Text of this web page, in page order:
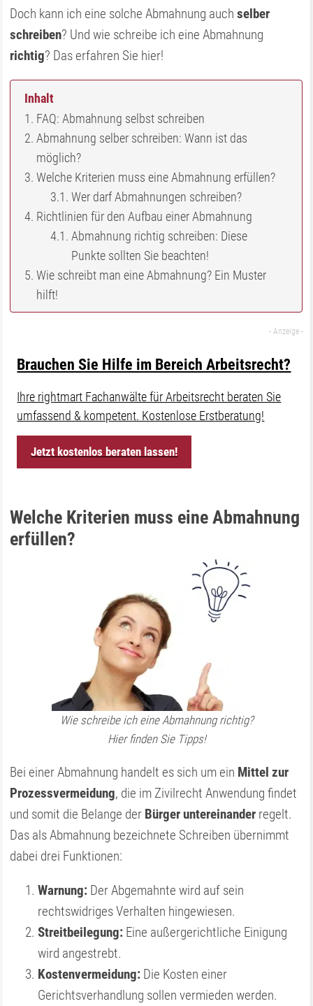
Doch kann ich eine solche Abmahnung auchselber
schreiben? Und wie schreibe ich eine Abmahnung
richtig? Das erfahren Sie hier!
Inhalt
FAQ: Abmahnung selbst schreiben
Abmahnung selber schreiben: Wann ist das
möglich?
Welche Kriterien muss eine Abmahnung erfüllen?
Wer darf Abmahnungen schreiben?
Richtlinien für den Aufbau einer Abmahnung
Abmahnung richtig schreiben: Diese
Punkte sollten Sie beachten!
Wie schreibt man eine Abmahnung? Ein Muster
hilft!
Brauchen Sie Hilfe im Bereich Arbeitsrecht?
Ihre rightmart Fachanwälte für Arbeitsrecht beraten Sie
umfassend & kompetent. Kostenlose Erstberatung!
Jetzt kostenlos beraten lassen!
Welche Kriterien muss eine Abmahnung
erfüllen?
Wie schreibe ich eine Abmahnung richtig?
Hier finden Sie Tipps!
Bei einer Abmahnung handelt es sich um ein Mittel zur
Prozessvermeidung, die im Zivilrecht Anwendung findet
und somit die Belange der Bürger untereinander regelt.
Das als Abmahnung bezeichnete Schreiben übernimmt
dabei drei Funktionen:
Warnung: Der Abgemahnte wird auf sein
rechtswidriges Verhalten hingewiesen.
Streitbeilegung: Eine außergerichtliche Einigung
wird angestrebt.
Kostenvermeidung: Die Kosten einer
Gerichtsverhandlung sollen vermieden werden.